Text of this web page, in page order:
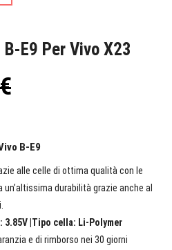
E9 Per Vivo X23
B-E9
alle celle di ottima qualità con le
durabilità grazie anche al
3.85V |Tipo cella: Li-Polymer
e di rimborso nei 30 giorni